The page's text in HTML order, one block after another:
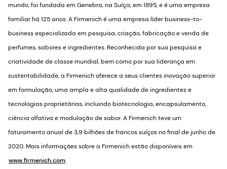
mundo, foi fundada em Genebra, na Suíça, em 1895, e é uma empresa
familiar há 125 anos. A Firmenich é uma empresa líder business-to-
business especializada em pesquisa, criação, fabricação e venda de
perfumes, sabores e ingredientes. Reconhecida por sua pesquisa e
criatividade de classe mundial, bem como por sua liderança em
sustentabilidade, a Firmenich oferece a seus clientes inovação superior
em formulação, uma ampla e alta qualidade de ingredientes e
tecnologias proprietárias, incluindo biotecnologia, encapsulamento,
ciência olfativa e modulação de sabor. A Firmenich teve um
faturamento anual de 3,9 bilhões de francos suíços no final de junho de
2020. Mais informações sobre a Firmenich estão disponíveis em
www.firmenich.com.